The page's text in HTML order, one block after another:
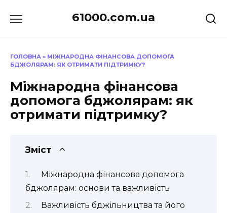
до
61000.com.ua
ГОЛОВНА » МІЖНАРОДНА ФІНАНСОВА ДОПОМОГА
БДЖОЛЯРАМ: ЯК ОТРИМАТИ ПІДТРИМКУ?
Міжнародна фінансова
допомога бджолярам: як
отримати підтримку?
Зміст
Міжнародна фінансова допомога
бджолярам: основи та важливість
Важливість бджільництва та його